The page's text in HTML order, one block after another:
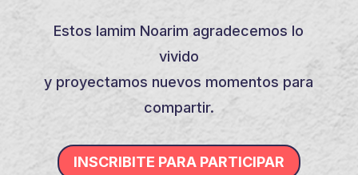
Estos Iamim Noarim agradecemos lo
vivido
y proyectamos nuevos momentos para
compartir.
INSCRIBITE PARA PARTICIPAR